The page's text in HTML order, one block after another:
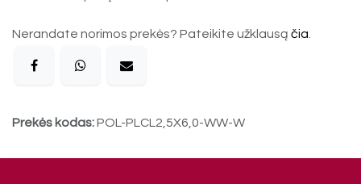
Nerandate norimos prekės? Pateikite užklausą čia
Prekės kodas:POL-PLCL2,5X6,0-WW-W